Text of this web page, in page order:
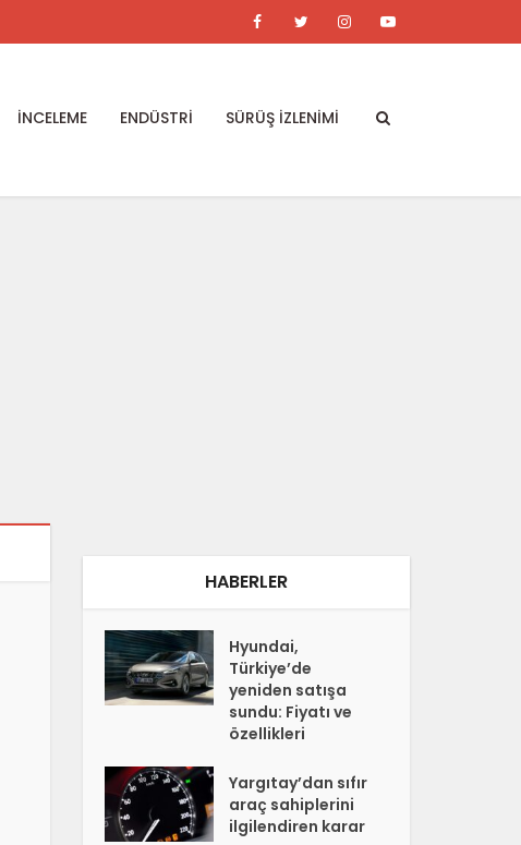
İNCELEME ENDÜSTRİ SÜRÜŞ İZLENİMİ
HABERLER
Hyundai,
Türkiye’de
yeniden satışa
sundu: Fiyatı ve
özellikleri
Yargıtay’dan sıfır
araç sahiplerini
ilgilendiren karar